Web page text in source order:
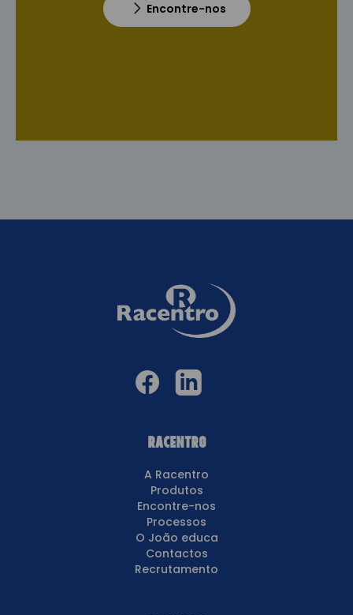
Encontre-nos
Racentro
A Racentro
Produtos
Encontre-nos
Processos
O João educa
Contactos
Recrutamento